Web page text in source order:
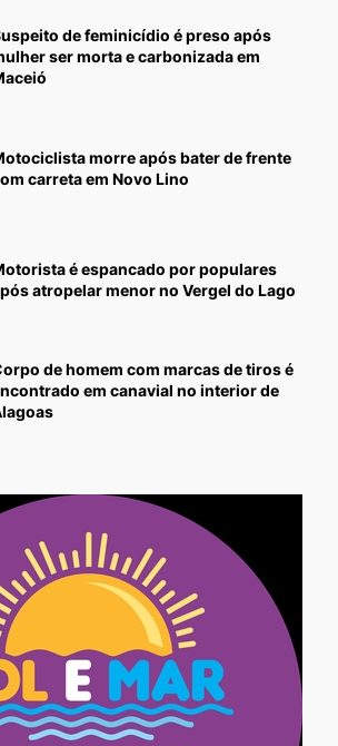
de feminicídio é preso após
ser morta e carbonizada em
morre após bater de frente
carreta em Novo Lino
é espancado por populares
atropelar menor no Vergel do Lago
de homem com marcas de tiros é
em canavial no interior de